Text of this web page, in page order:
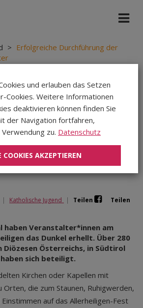
> Erfolgreiche Durchführung der
der
1000 Lichter
| Katholische Jugend | Teilen
Teilen
haben Veranstalter*innen am
das Dunkel erhellt. Über 280
Österreichs, in Südtirol
sich beteiligt.
Kirchen oder Kapellen mit
Orten, die zum Staunen, Ruhigwerden,
auf das Allerheiligen-Fest
und erlauben das Setzen
Cookies. Weitere Informationen
deaktivieren können finden Sie
der Navigation fortfahren,
zu. Datenschutz
COOKIES AKZEPTIEREN